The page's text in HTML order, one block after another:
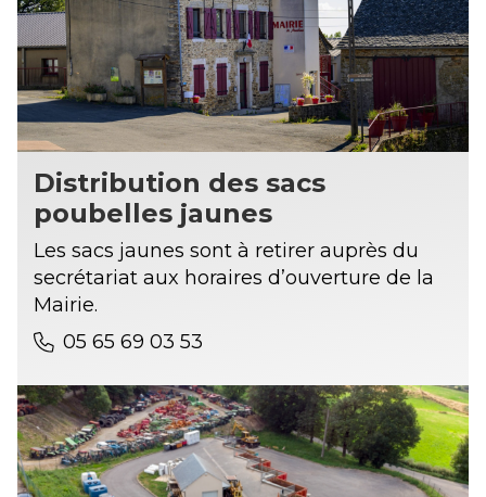
Distribution des sacs
poubelles jaunes
Les sacs jaunes sont à retirer auprès du
secrétariat aux horaires d’ouverture de la
Mairie.
05 65 69 03 53